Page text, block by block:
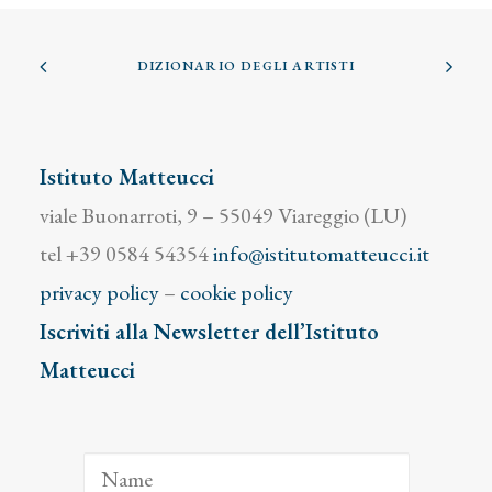
DIZIONARIO DEGLI ARTISTI
Istituto Matteucci
viale Buonarroti, 9 – 55049 Viareggio (LU)
tel +39 0584 54354info@istitutomatteucci.it
privacy policy– cookie policy
Iscriviti alla Newsletter dell’Istituto
Matteucci